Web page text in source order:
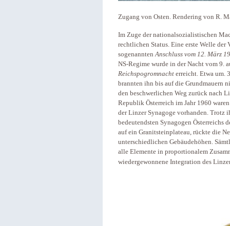
Zugang von Osten. Rendering von R.
Im Zuge der nationalsozialistischen
rechtlichen Status. Eine erste Welle
sogenanntenAnschluss vom 12. März
NS-Regime wurde in der Nacht vom 9.
Reichspogromnacht erreicht. Etwa um.
brannten ihn bis auf die Grundmauern
den beschwerlichen Weg zurück nach
Republik Österreich im Jahr 1960
der Linzer Synagoge vorhanden. Trotz
bedeutendsten Synagogen Österreichs
auf ein Granitsteinplateau, rückte die
unterschiedlichen Gebäudehöhen.
alle Elemente in proportionalem
wiedergewonnene Integration des